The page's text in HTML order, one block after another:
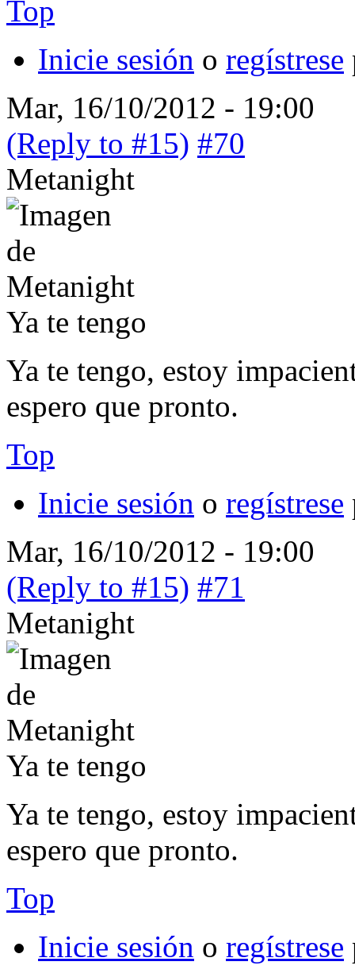
Top
Inicie sesión o regístrese
Mar, 16/10/2012 - 19:00
(Reply to #15) #70
Metanight
Ya te tengo
Ya te tengo, estoy
espero que pronto.
Top
Inicie sesión o regístrese
Mar, 16/10/2012 - 19:00
(Reply to #15) #71
Metanight
Ya te tengo
Ya te tengo, estoy
espero que pronto.
Top
Inicie sesión o regístrese